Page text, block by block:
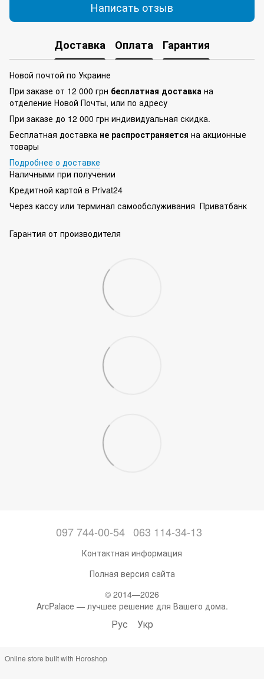
Написать отзыв
Доставка Оплата Гарантия
Новой почтой по Украине
При заказе от 12 000 грн бесплатная доставка на
отделение Новой Почты, или по адресу
При заказе до 12 000 грн индивидуальная скидка.
Бесплатная доставка не распространяется на акционные
товары
Подробнее о доставке
Наличными при получении
Кредитной картой в Privat24
Через кассу или терминал самообслуживания Приватбанк
Гарантия от производителя
097 744-00-54 063 114-34-13
Контактная информация
Полная версия сайта
© 2014—2026
ArcPalace — лучшее решение для Вашего дома.
Рус Укр
Online store built with Horoshop